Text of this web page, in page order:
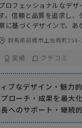
プロフェッショナルなデ
。信頼と品質を追求し
に基づくデザインで、あ
群馬県前橋市上佐鳥町254-
実績 クチコミ
ブなデザイン・魅力
ローチ・成果を最大化
へのサポート・継続